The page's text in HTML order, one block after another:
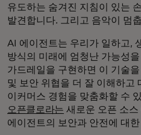
유도하는 숨겨진 지침이 있는
발견합니다. 그리고 음악이 멈
AI 에이전트는 우리가 일하고,
방식의 미래에 엄청난 가능성
가드레일을 구현하면 이 기술
및 보안 위협을 더 잘 이해하고
이커머스 경험을 맞춤화할 수
오픈클로라는 새로운 오픈 소스
에이전트의 보안과 안전에 대